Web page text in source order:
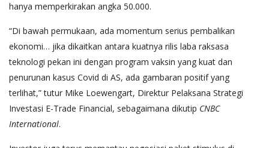
hanya memperkirakan angka 50.000.
“Di bawah permukaan, ada momentum serius pembalikan
ekonomi… jika dikaitkan antara kuatnya rilis laba raksasa
teknologi pekan ini dengan program vaksin yang kuat dan
penurunan kasus Covid di AS, ada gambaran positif yang
terlihat,” tutur Mike Loewengart, Direktur Pelaksana Strategi
Investasi E-Trade Financial, sebagaimana dikutip CNBC
International.